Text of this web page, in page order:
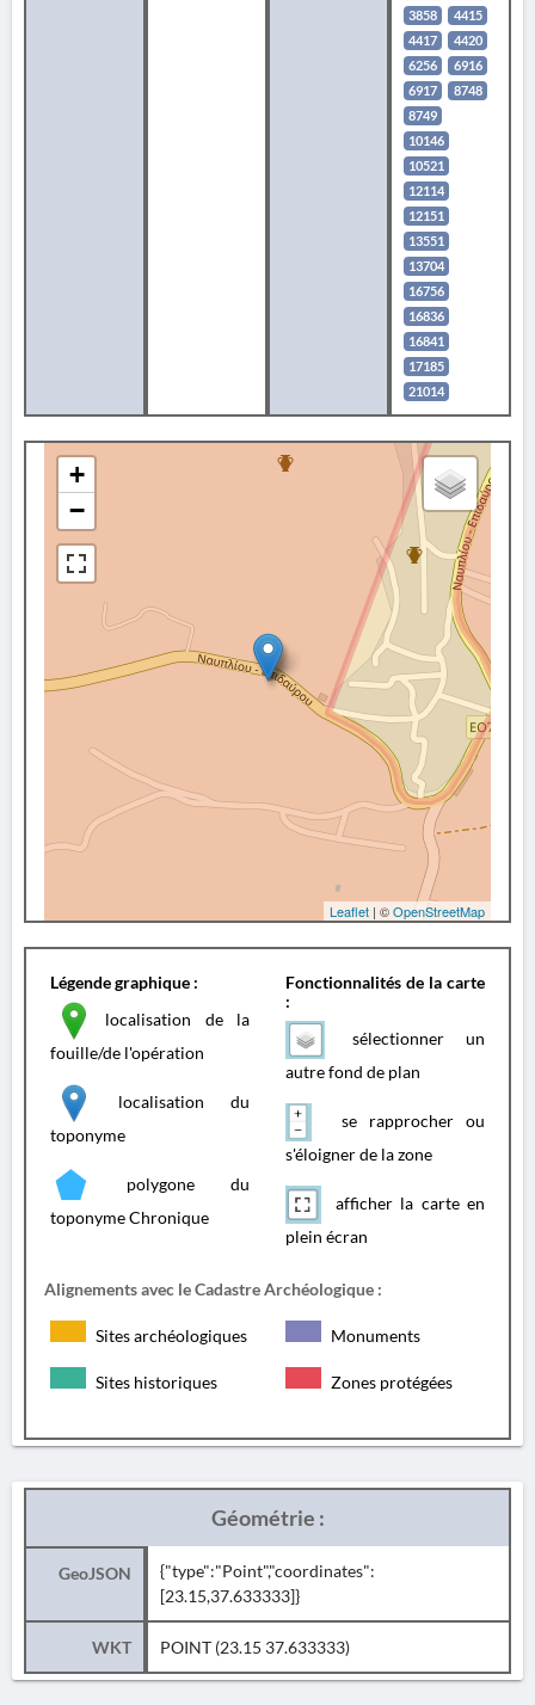
3858
4415
4417
4420
6256
6916
6917
8748
8749
10146
10521
12114
12151
13551
13704
16756
16836
16841
17185
21014
+
−
Leaflet | ©OpenStreetMap
Légende graphique :
localisation de la
fouille/de l'opération
localisation du
toponyme
polygone du
toponyme Chronique
Fonctionnalités de la carte
:
sélectionner un
autre fond de plan
se rapprocher ou
s'éloigner de la zone
afficher la carte en
plein écran
Alignements avec le Cadastre Archéologique :
Sites archéologiques Monuments
Sites historiques Zones protégées
Géométrie :
GeoJSON
{"type":"Point","coordinates":
[23.15,37.633333]}
WKT POINT (23.15 37.633333)